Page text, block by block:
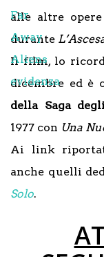
alle altre opere
durante
Il film, lo
dicembre ed è
della Saga
1977 con Una
Ai link
anche quelli
Solo.